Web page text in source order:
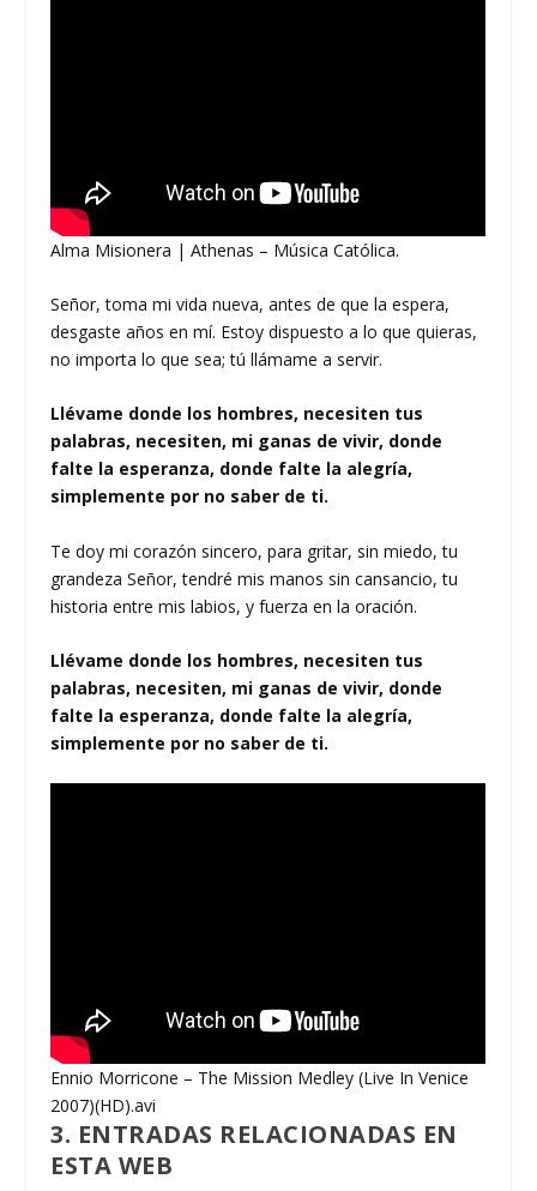
Alma Misionera | Athenas – Música Católica.
Señor, toma mi vida nueva, antes de que la espera,
desgaste años en mí. Estoy dispuesto a lo que quieras,
no importa lo que sea; tú llámame a servir.
Llévame donde los hombres, necesiten tus
palabras, necesiten, mi ganas de vivir, donde
falte la esperanza, donde falte la alegría,
simplemente por no saber de ti.
Te doy mi corazón sincero, para gritar, sin miedo, tu
grandeza Señor, tendré mis manos sin cansancio, tu
historia entre mis labios, y fuerza en la oración.
Llévame donde los hombres, necesiten tus
palabras, necesiten, mi ganas de vivir, donde
falte la esperanza, donde falte la alegría,
simplemente por no saber de ti.
Ennio Morricone – The Mission Medley (Live In Venice
2007)(HD).avi
3. ENTRADAS RELACIONADAS EN
ESTA WEB